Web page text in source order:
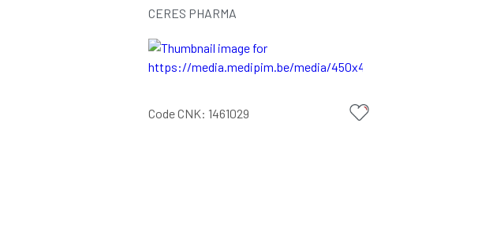
CERES PHARMA
Code CNK: 1461029